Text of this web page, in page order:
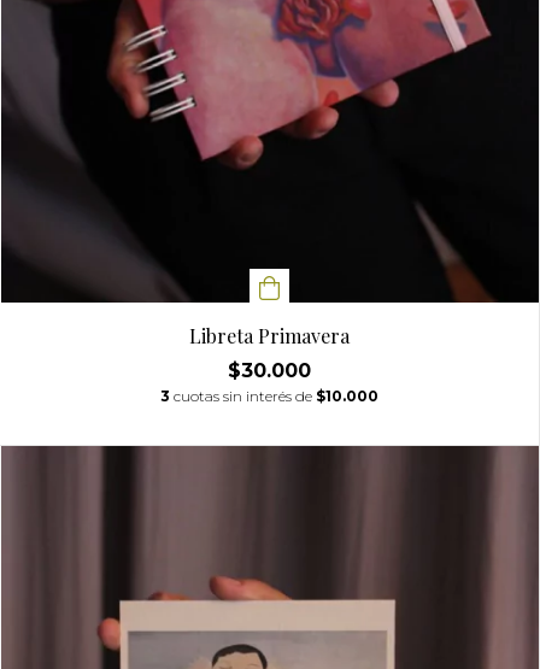
Libreta Primavera
$30.000
3 cuotas sin interés de $10.000